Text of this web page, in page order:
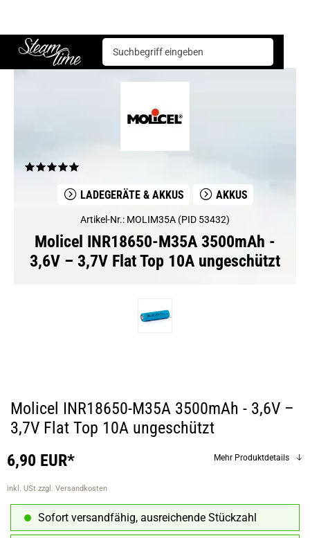
Steam time
LADEGERÄTE & AKKUS AKKUS
Artikel-Nr.: MOLIM35A (PID 53432)
Molicel INR18650-M35A 3500mAh -
3,6V – 3,7V Flat Top 10A ungeschützt
Molicel INR18650-M35A 3500mAh - 3,6V –
3,7V Flat Top 10A ungeschützt
6,90 EUR*
inkl. USt zzgl. Versandkosten
Mehr Produktdetails
Sofort versandfähig, ausreichende Stückzahl